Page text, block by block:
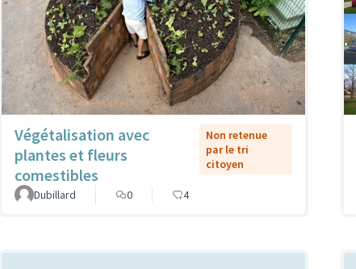
Végétalisation avec
plantes et fleurs
comestibles
Non retenue
par le tri
citoyen
Dubillard 0 4